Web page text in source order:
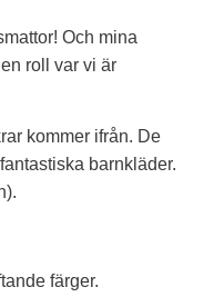
Och mina
roll var vi är
kommer ifrån. De
barnkläder.
färger.